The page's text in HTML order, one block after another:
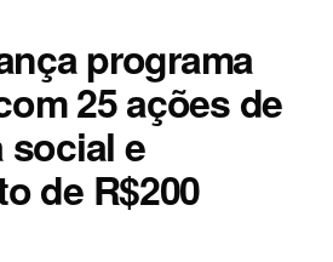
programa
25 ações de
e
de R$200